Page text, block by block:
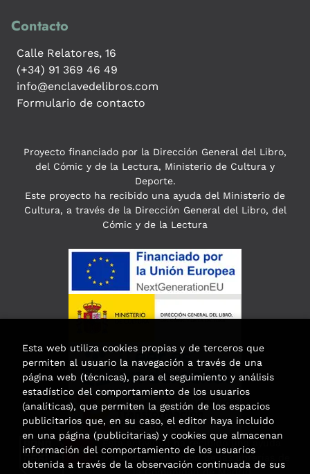
Contacto
Calle Relatores, 16
(+34) 91 369 46 49
info@enclavedelibros.com
Formulario de contacto
Proyecto financiado por la Dirección General del Libro,
del Cómic y de la Lectura, Ministerio de Cultura y
Deporte.
Este proyecto ha recibido una ayuda del Ministerio de
Cultura, a través de la Dirección General del Libro, del
Cómic y de la Lectura
Esta actividad ha recibido una ayuda
para la modernización de las librerías de
la Comunidad de Madrid
Esta web utiliza cookies propias y de terceros que
permiten al usuario la navegación a través de una
página web (técnicas), para el seguimiento y análisis
estadístico del comportamiento de los usuarios
(analíticas), que permiten la gestión de los espacios
publicitarios que, en su caso, el editor haya incluido
en una página (publicitarias) y cookies que almacenan
información del comportamiento de los usuarios
obtenida a través de la observación continuada de sus